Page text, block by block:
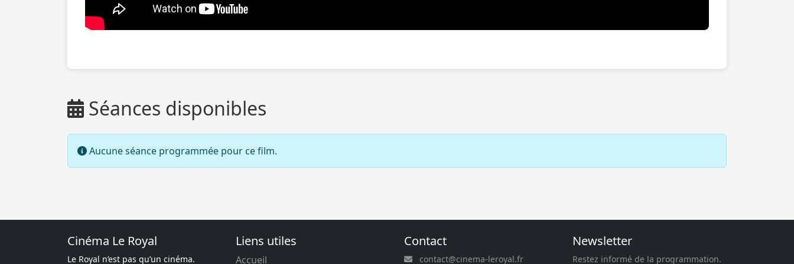
Séances disponibles
Aucune séance programmée pour ce film.
Cinéma Le Royal
Le Royal n’est pas qu’un cinéma.
Liens utiles
Accueil
Contact
contact@cinema-leroyal.fr
Newsletter
Restez informé de la programmation.